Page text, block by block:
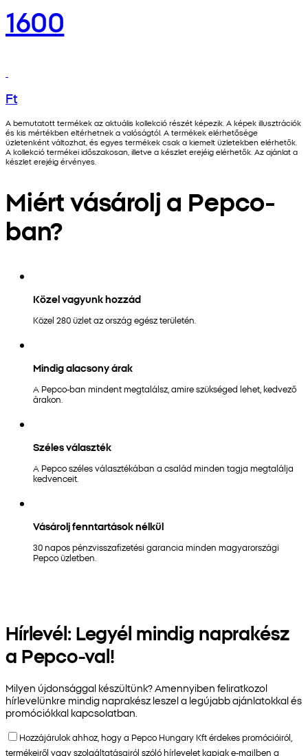
1600
Ft
A bemutatott termékek az aktuális kollekció részét képezik. A képek illusztrációk
és kis mértékben eltérhetnek a valóságtól. A termékek elérhetősége
üzletenként változhat, és egyes termékek csak a kiemelt üzletekben elérhetők.
A kollekció termékei időszakosan, illetve a készlet erejéig elérhetők. Az ajánlat a
készlet erejéig érvényes.
Miért vásárolj a Pepco-
ban?
Közel vagyunk hozzád
Közel 280 üzlet az ország egész területén.
Mindig alacsony árak
A Pepco-ban mindent megtalálsz, amire szükséged lehet, kedvező
árakon.
Széles választék
A Pepco széles választékában a család minden tagja megtalálja
kedvenceit.
Vásárolj fenntartások nélkül
30 napos pénzvisszafizetési garancia minden magyarországi
Pepco üzletben.
Hírlevél: Legyél mindig naprakész
a Pepco-val!
Milyen újdonsággal készültünk? Amennyiben feliratkozol
hírlevelünkre mindig naprakész leszel a legújabb ajánlatokkal és
promóciókkal kapcsolatban.
Hozzájárulok ahhoz, hogy a Pepco Hungary Kft érdekes promócióiról,
termékeiről vagy szolgáltatásairól szóló hírlevelet kapjak e-mailben a